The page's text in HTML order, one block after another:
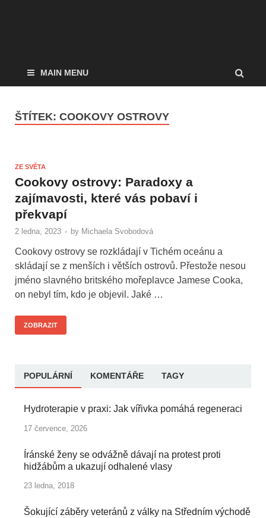
MAIN MENU
ŠTÍTEK: COOKOVY OSTROVY
ZE SVĚTA
Cookovy ostrovy: Paradoxy a
zajímavosti, které vás pobaví i
překvapí
2 ledna, 2023 - by Michaela Svobodová
Cookovy ostrovy se rozkládají v Tichém oceánu a
skládají se z menších i větších ostrovů. Přestože nesou
jméno slavného britského mořeplavce Jamese Cooka,
on nebyl tím, kdo je objevil. Jaké …
ZOBRAZIT
POPULÁRNÍ KOMENTÁŘE TAGY
Hydroterapie v praxi: Jak vířivka pomáhá regeneraci
17 července, 2026
Íránské ženy se odvážně dávají na protest proti
hidžábům a ukazují odhalené vlasy
23 ledna, 2018
Šokující záběry veteránů z války na Středním východě